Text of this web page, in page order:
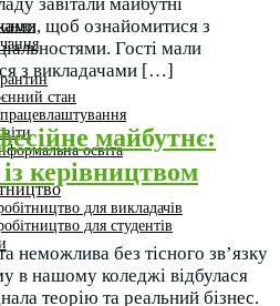
стан
освіта
для викладачів
для студентів
щоб ознайомитися з
Гості мали
з викладачами […]
майбутнє:
із керівництвом
неможлива без тісного зв’язку
в нашому коледжі відбулася
теорію та реальний бізнес.